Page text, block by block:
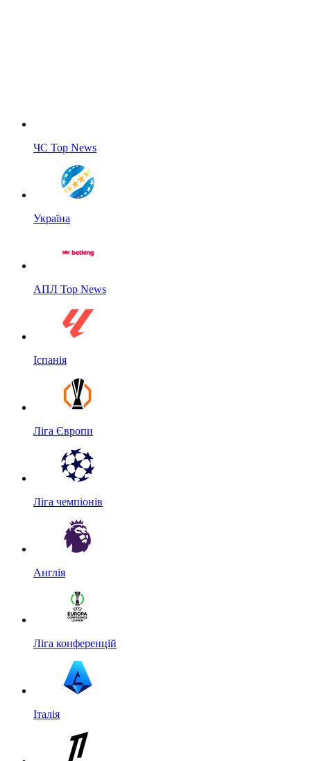
ЧС Top News
Україна
АПЛ Top News
Іспанія
Ліга Європи
Ліга чемпіонів
Англія
Ліга конференцій
Італія